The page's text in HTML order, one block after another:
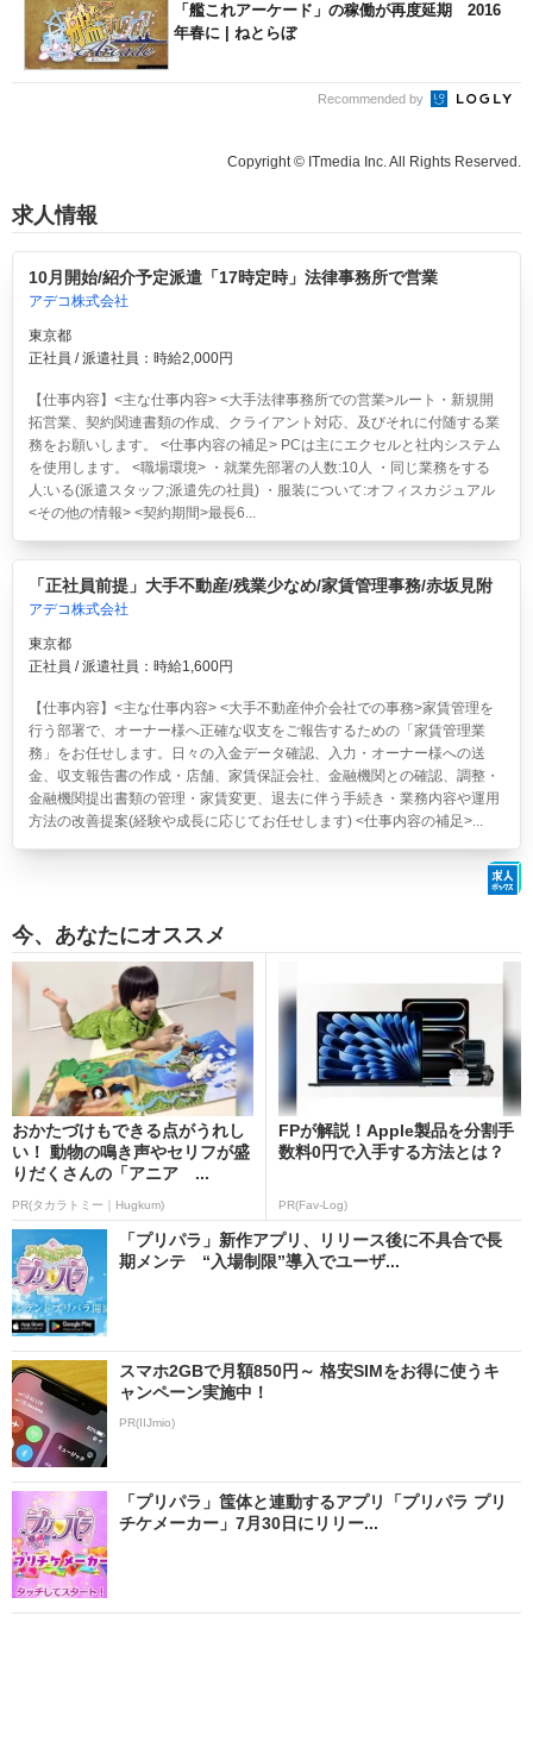
「艦これアーケード」の稼働が再度延期 2016
年春に | ねとらぼ
Recommended by
Copyright © ITmedia Inc. All Rights Reserved.
求人情報
10月開始/紹介予定派遣「17時定時」法律事務所で営業
アデコ株式会社
東京都
正社員 / 派遣社員：時給2,000円
【仕事内容】<主な仕事内容> <大手法律事務所での営業>ルート・新規開
拓営業、契約関連書類の作成、クライアント対応、及びそれに付随する業
務をお願いします。 <仕事内容の補足> PCは主にエクセルと社内システム
を使用します。 <職場環境> ・就業先部署の人数:10人 ・同じ業務をする
人:いる(派遣スタッフ;派遣先の社員) ・服装について:オフィスカジュアル
<その他の情報> <契約期間>最長6...
「正社員前提」大手不動産/残業少なめ/家賃管理事務/赤坂見附
アデコ株式会社
東京都
正社員 / 派遣社員：時給1,600円
【仕事内容】<主な仕事内容> <大手不動産仲介会社での事務>家賃管理を
行う部署で、オーナー様へ正確な収支をご報告するための「家賃管理業
務」をお任せします。日々の入金データ確認、入力・オーナー様への送
金、収支報告書の作成・店舗、家賃保証会社、金融機関との確認、調整・
金融機関提出書類の管理・家賃変更、退去に伴う手続き・業務内容や運用
方法の改善提案(経験や成長に応じてお任せします) <仕事内容の補足>...
今、あなたにオススメ
おかたづけもできる点がうれし
い！ 動物の鳴き声やセリフが盛
りだくさんの「アニア ...
PR(タカラトミー｜Hugkum)
FPが解説！Apple製品を分割手
数料0円で入手する方法とは？
PR(Fav-Log)
「プリパラ」新作アプリ、リリース後に不具合で長
期メンテ “入場制限”導入でユーザ...
スマホ2GBで月額850円～ 格安SIMをお得に使うキ
ャンペーン実施中！
PR(IIJmio)
「プリパラ」筺体と連動するアプリ「プリパラ プリ
チケメーカー」7月30日にリリー...